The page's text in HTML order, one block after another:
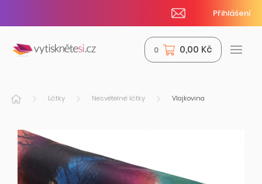
Přihlášení
0 0,00 Kč
Látky Nesvětelné látky Vlajkovina